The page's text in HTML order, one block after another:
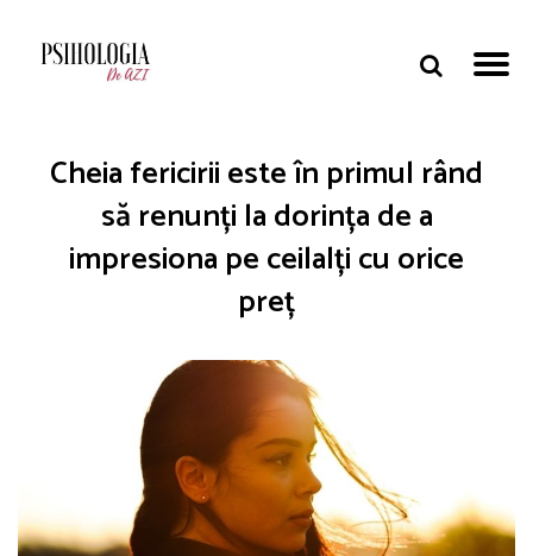
Cheia fericirii este în primul rând
să renunți la dorința de a
impresiona pe ceilalți cu orice
preț